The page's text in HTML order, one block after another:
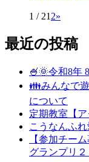
1 / 21 2»
最近の投稿
🍧🌞令和8年
👪みんなで
について
定期教室【
こうなんふ
【参加チー
グランプリ